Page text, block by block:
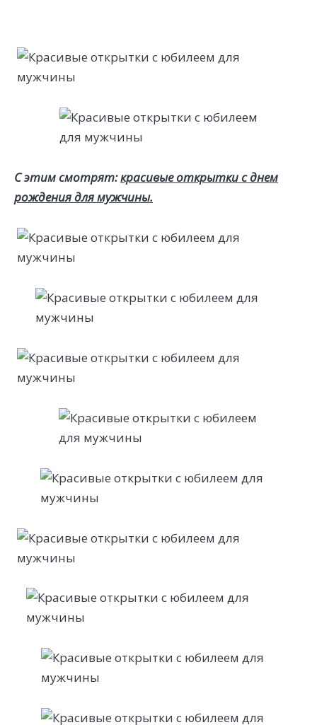
С этим смотрят:красивые открытки с днем
рождения для мужчины.